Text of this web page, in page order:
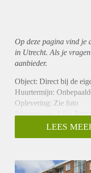
Op deze pagina vind je
in Utrecht. Als je
aanbieder.
Object: Direct bij de
Huurtermijn:
Oplevering: Zie foto
Inkomen eis: 3,0 x
Garantiestelling
Borg: 1 Maand
Huisdieren toegestaan:
LEES